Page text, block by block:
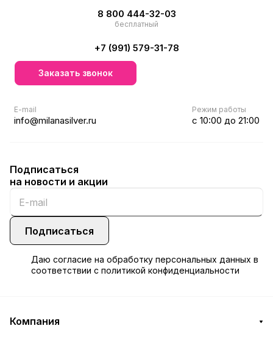
8 800 444-32-03
бесплатный
+7 (991) 579-31-78
Заказать звонок
E-mail
info@milanasilver.ru
Режим работы
с 10:00 до 21:00
Подписаться
на новости и акции
Подписаться
Даю согласие на обработку персональных данных в
соответствии с политикой конфиденциальности
Компания